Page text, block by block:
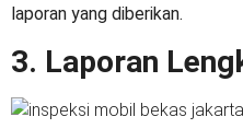
laporan yang diberikan.
3. Laporan